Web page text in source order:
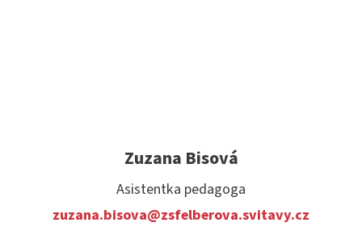
Zuzana Bisová
Asistentka pedagoga
zuzana.bisova@zsfelberova.svitavy.cz